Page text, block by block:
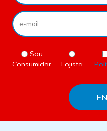
Sou
Consumidor
Lojista